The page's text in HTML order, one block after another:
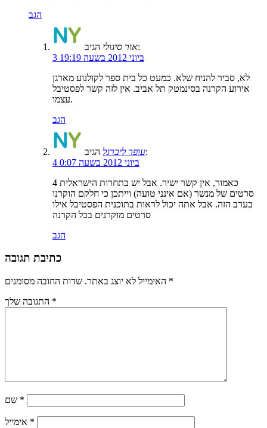
הגב
אור סיגוליהגיב:
3 ביוני 2012 בשעה 19:19
לא, סביר להניח שלא. כמעט כל בית ספר לקולנוע מארגן
אירוע הקרנה בסינמטק תל אביב. אין לזה קשר לפסטיבל
עצמו.
הגב
עופר ליברגלהגיב:
4 ביוני 2012 בשעה 0:07
כאמור, אין קשר ישיר. אבל יש בתחרות הישראלית 4
סרטים של מנשר (אם אינני טועה) וייתכן כי חלקם הוקרנו
בערב הזה. אבל אתה יכול לראות בתוכנית הפסטיבל אילו
סרטים מוקרנים בכל הקרנה
הגב
כתיבת תגובה
האימייל לא יוצג באתר. *
*
*
*